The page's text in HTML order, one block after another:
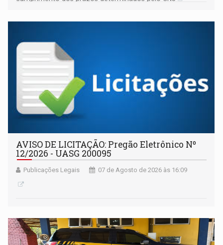
AVISO DE LICITAÇÃO: Pregão Eletrônico Nº
12/2026 - UASG 200095
Publicações Legais 07 de Agosto de 2026 às 16:09